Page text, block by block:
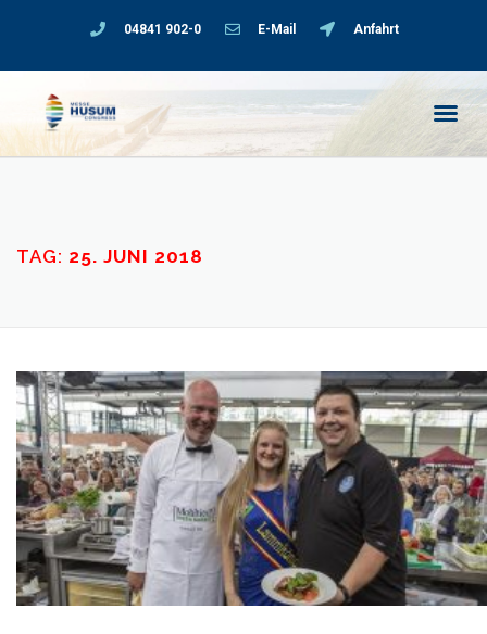
04841 902-0 E-Mail Anfahrt
TAG: 25. JUNI 2018